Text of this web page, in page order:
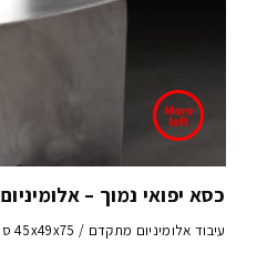
כסא יפואי נמוך – אלומיניום
עיבוד אלומיניום מתקדם / 45x49x75 ס"מ, 2020